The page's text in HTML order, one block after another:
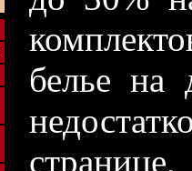
белье на